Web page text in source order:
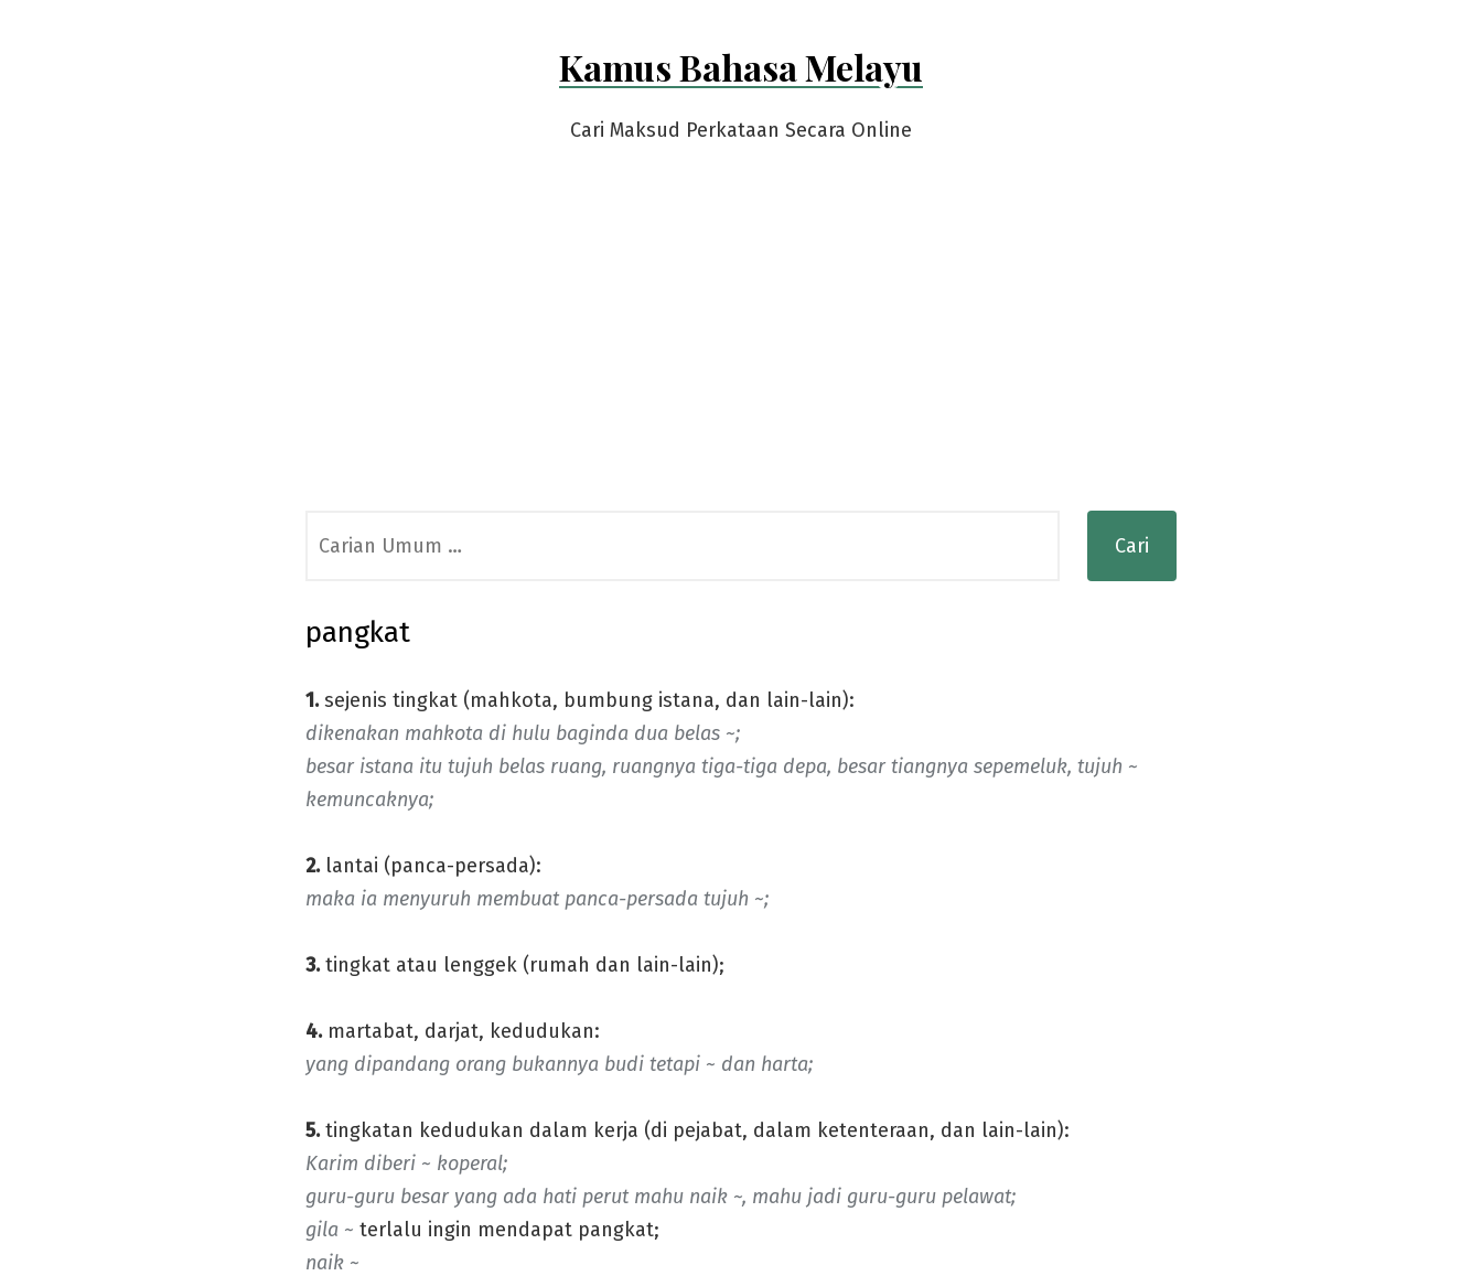
Kamus Bahasa Melayu
Cari Maksud Perkataan Secara Online
for:
pangkat
1.sejenis tingkat (mahkota, bumbung istana, dan lain-lain):
dikenakan mahkota di hulu baginda dua belas ~;
besar istana itu tujuh belas ruang, ruangnya tiga-tiga depa, besar tiangnya sepemeluk, tujuh ~
kemuncaknya;
2.lantai (panca-persada):
maka ia menyuruh membuat panca-persada tujuh ~;
3.tingkat atau lenggek (rumah dan lain-lain);
4.martabat, darjat, kedudukan:
yang dipandang orang bukannya budi tetapi ~ dan harta;
5.tingkatan kedudukan dalam kerja (di pejabat, dalam ketenteraan, dan lain-lain):
Karim diberi ~ koperal;
guru-guru besar yang ada hati perut mahu naik ~, mahu jadi guru-guru pelawat;
gila ~ terlalu ingin mendapat pangkat;
naik ~